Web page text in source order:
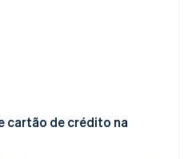
construindo a infraestrutura
cartão de crédito na